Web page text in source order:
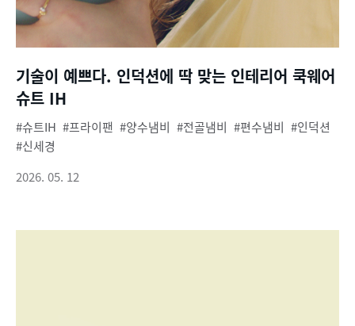
기술이 예쁘다. 인덕션에 딱 맞는 인테리어 쿡웨어
슈트 IH
슈트IH 프라이팬 양수냄비 전골냄비 편수냄비
인덕션
신세경
2026. 05. 12